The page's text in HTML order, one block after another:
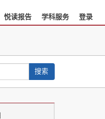
悦读报告 学科服务 登录
搜索